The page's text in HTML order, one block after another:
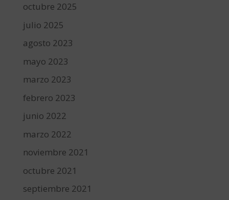
octubre 2025
julio 2025
agosto 2023
mayo 2023
marzo 2023
febrero 2023
junio 2022
marzo 2022
noviembre 2021
octubre 2021
septiembre 2021